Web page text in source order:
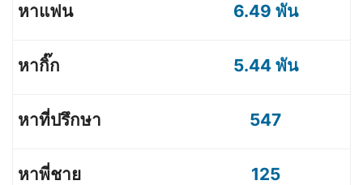
6.49 พัน
5.44 พัน
547
125